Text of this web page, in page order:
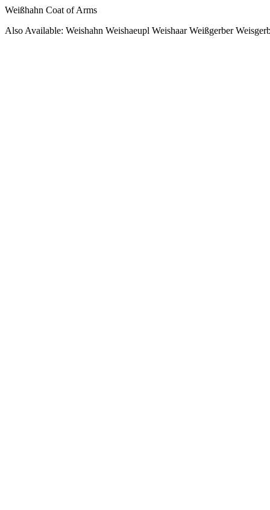
Weißhahn Coat of Arms
Also Available: Weishahn Weishaeupl Weishaar Weißgerber